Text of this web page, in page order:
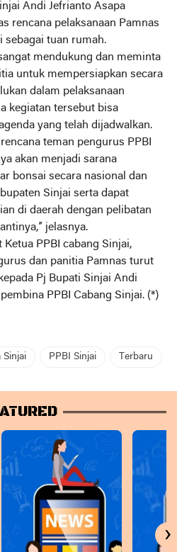
Andi Jefrianto Asapa
rencana pelaksanaan Pamnas
sebagai tuan rumah.
mendukung dan meminta
untuk mempersiapkan secara
dalam pelaksanaan
kegiatan tersebut bisa
yang telah dijadwalkan.
teman pengurus PPBI
akan menjadi sarana
bonsai secara nasional dan
Sinjai serta dapat
di daerah dengan pelibatan
jelasnya.
Ketua PPBI cabang Sinjai,
dan panitia Pamnas turut
Pj Bupati Sinjai Andi
PPBI Cabang Sinjai. (*)
Sinjai PPBI Sinjai Terbaru
›